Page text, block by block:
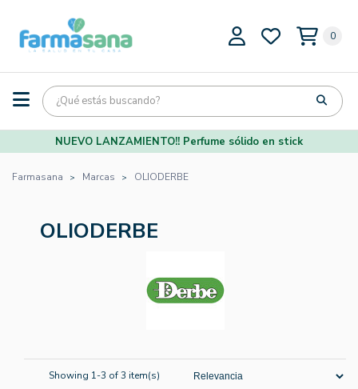
0
NUEVO LANZAMIENTO!! Perfume sólido en stick
Farmasana Marcas OLIODERBE
OLIODERBE
Showing 1-3 of 3 item(s)